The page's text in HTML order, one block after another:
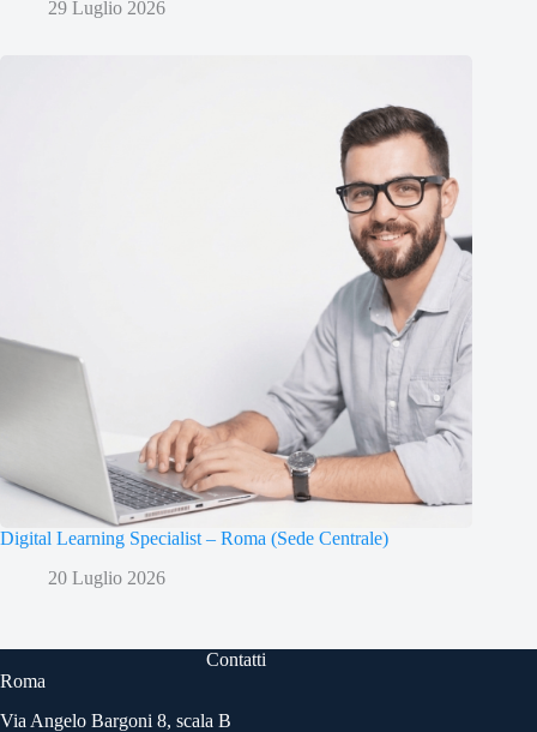
29 Luglio 2026
Digital Learning Specialist – Roma (Sede Centrale)
20 Luglio 2026
Contatti
Roma
Via Angelo Bargoni 8, scala B